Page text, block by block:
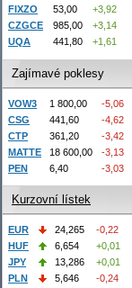
FIXZO
53,00
+3,92
CZGCE
985,00
+3,14
UQA
441,80 +1,61
Zajímavé poklesy
VOW3 1 800,00
-5,06
CSG
441,60
-4,62
CTP
361,20
-3,42
MATTE
18 600,00
-3,13
PEN
6,40 -3,03
Kurzovní lístek
EUR 24,265
-0,22
HUF
6,654
+0,01
JPY
13,286
+0,01
PLN
5,646
-0,24